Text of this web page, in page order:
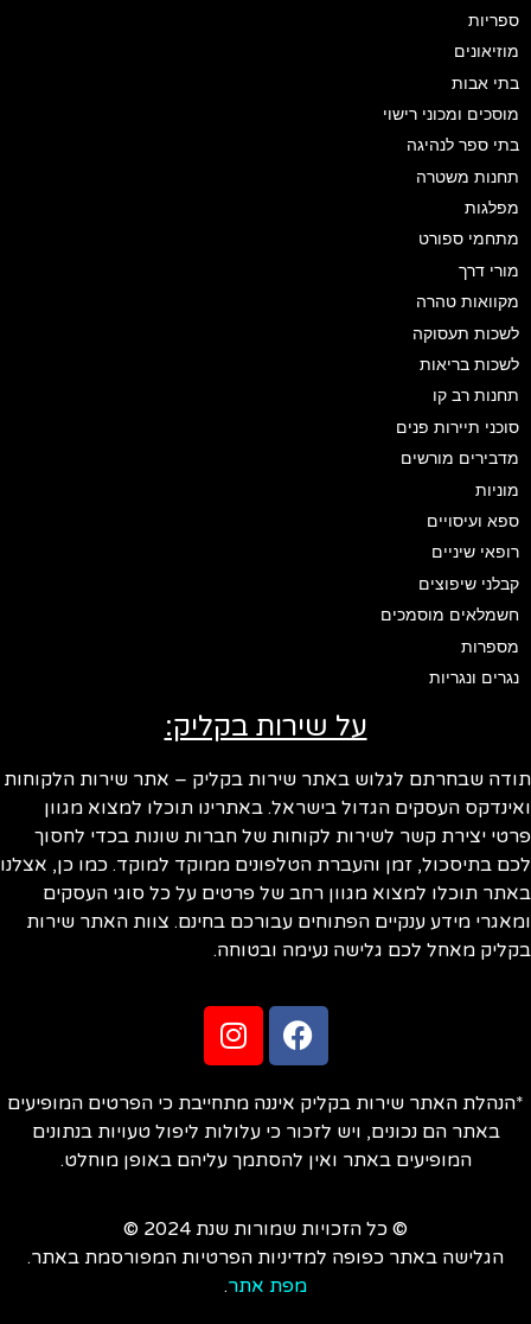
ספריות
מוזיאונים
בתי אבות
מוסכים ומכוני רישוי
בתי ספר לנהיגה
תחנות משטרה
מפלגות
מתחמי ספורט
מורי דרך
מקוואות טהרה
לשכות תעסוקה
לשכות בריאות
תחנות רב קו
סוכני תיירות פנים
מדבירים מורשים
מוניות
ספא ועיסויים
רופאי שיניים
קבלני שיפוצים
חשמלאים מוסמכים
מספרות
נגרים ונגריות
על שירות בקליק:
שבחרתם לגלוש באתר שירות בקליק – אתר שירות הלקוחות
העסקים הגדול בישראל. באתרינו תוכלו למצוא מגוון
יצירת קשר לשירות לקוחות של חברות שונות בכדי לחסוך
בתיסכול, זמן והעברת הטלפונים ממוקד למוקד. כמו כן, אצלנו
תוכלו למצוא מגוון רחב של פרטים על כל סוגי העסקים
מידע ענקיים הפתוחים עבורכם בחינם. צוות האתר שירות
מאחל לכם גלישה נעימה ובטוחה.
האתר שירות בקליק איננה מתחייבת כי הפרטים המופיעים
באתר הם נכונים, ויש לזכור כי עלולות ליפול טעויות בנתונים
המופיעים באתר ואין להסתמך עליהם באופן מוחלט.
© כל הזכויות שמורות שנת 2024 ©
הגלישה באתר כפופה למדיניות הפרטיות המפורסמת באתר.
מפת אתר.